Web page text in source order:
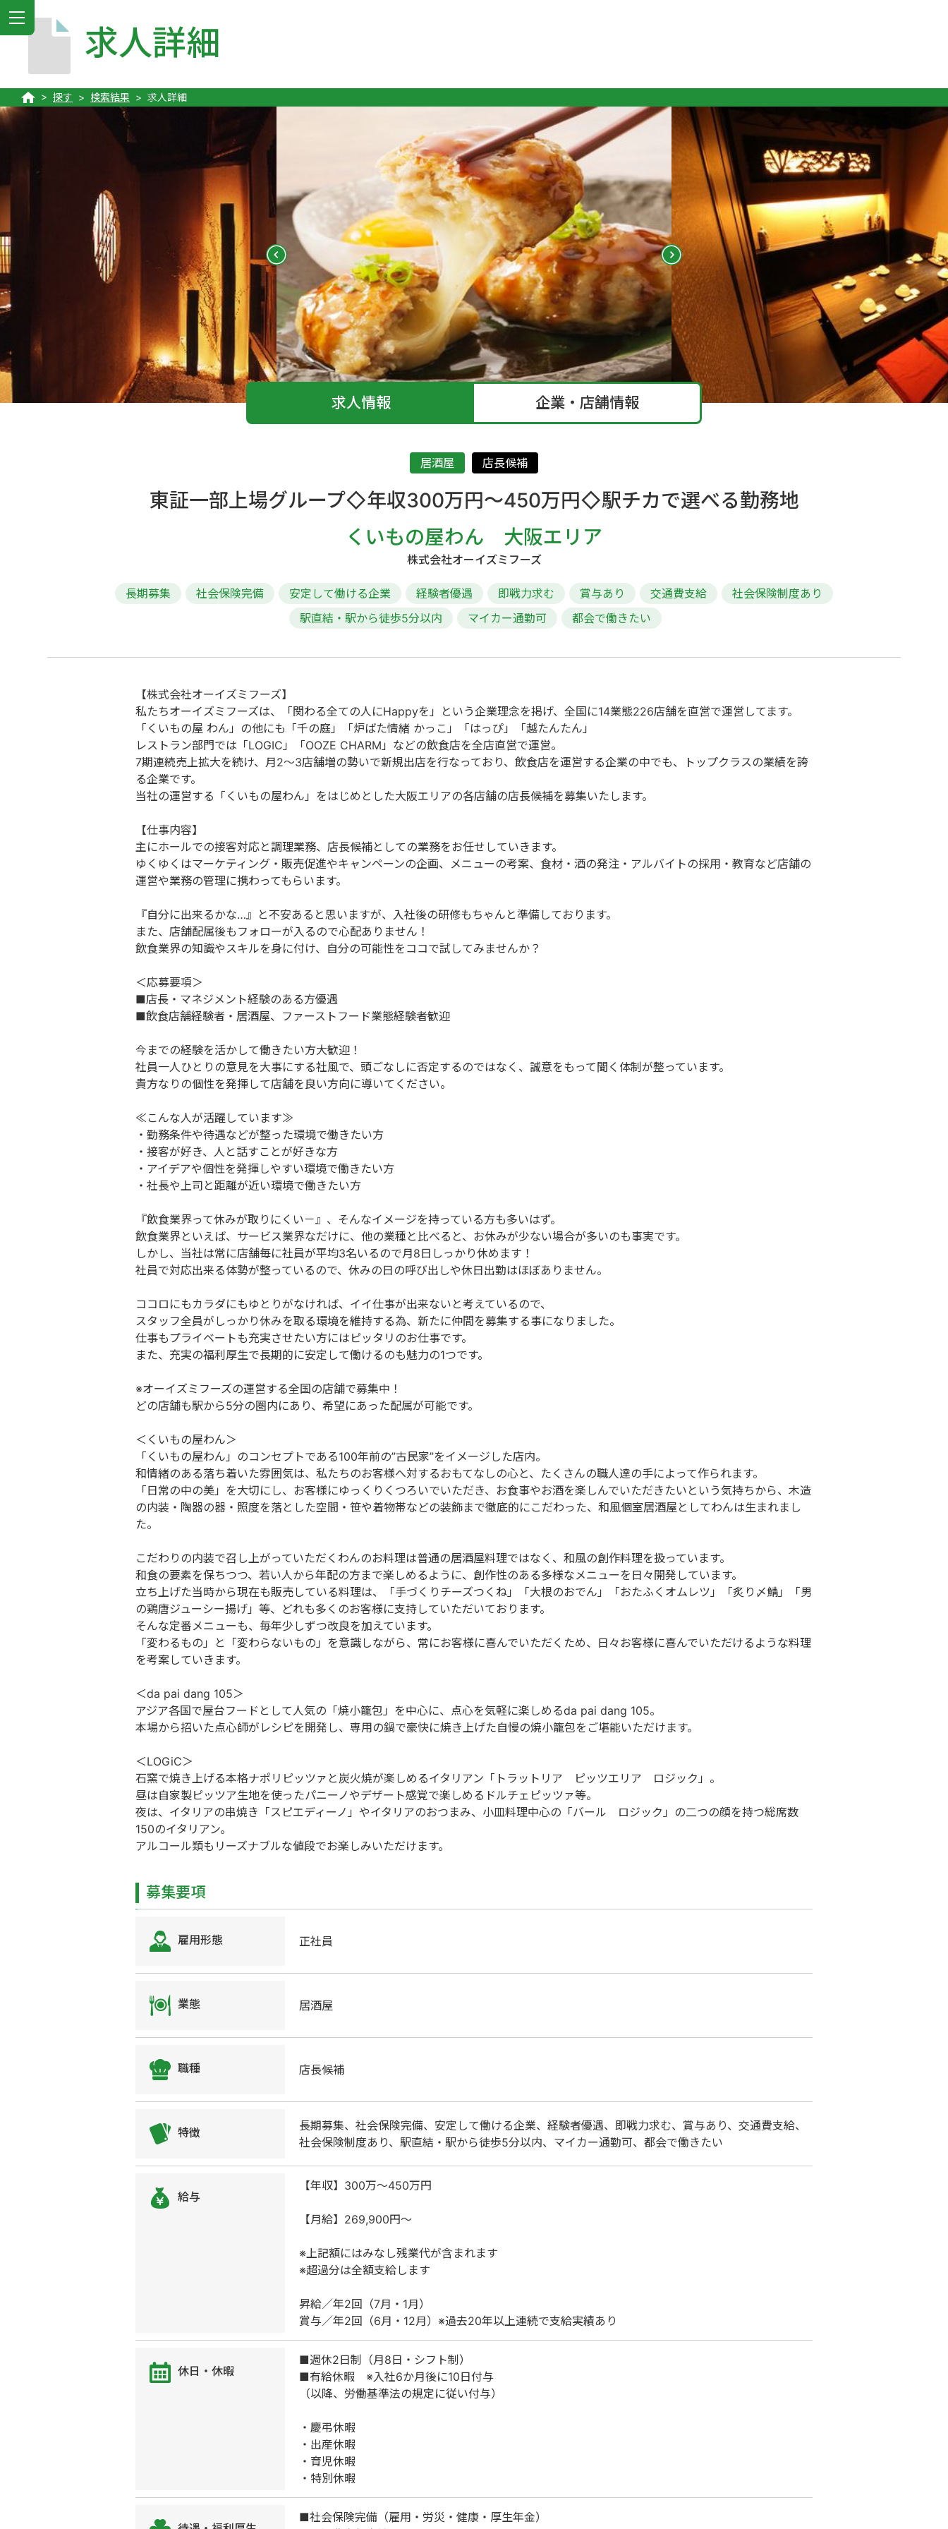
MENU
求人詳細
探す 検索結果 求人詳細
求人情報 企業・店舗情報
居酒屋 店長候補
東証一部上場グループ◇年収300万円～450万円◇駅チカで選べる勤務地
くいもの屋わん 大阪エリア
株式会社オーイズミフーズ
長期募集 社会保険完備 安定して働ける企業 経験者優遇 即戦力求む 賞与あり 交通費支給
社会保険制度あり
駅直結・駅から徒歩5分以内
マイカー通勤可 都会で働きたい
【株式会社オーイズミフーズ】
私たちオーイズミフーズは、「関わる全ての人にHappyを」という企業理念を掲げ、全国に14業態226店舗を直営で運営してます。
「くいもの屋 わん」の他にも「千の庭」「炉ばた情緒 かっこ」「はっぴ」「越たんたん」
レストラン部門では「LOGIC」「OOZE CHARM」などの飲食店を全店直営で運営。
7期連続売上拡大を続け、月2～3店舗増の勢いで新規出店を行なっており、飲食店を運営する企業の中でも、トップクラスの業績を誇
る企業です。
当社の運営する「くいもの屋わん」をはじめとした大阪エリアの各店舗の店長候補を募集いたします。
【仕事内容】
主にホールでの接客対応と調理業務、店長候補としての業務をお任せしていきます。
ゆくゆくはマーケティング・販売促進やキャンペーンの企画、メニューの考案、食材・酒の発注・アルバイトの採用・教育など店舗の
運営や業務の管理に携わってもらいます。
『自分に出来るかな…』と不安あると思いますが、入社後の研修もちゃんと準備しております。
また、店舗配属後もフォローが入るので心配ありません！
飲食業界の知識やスキルを身に付け、自分の可能性をココで試してみませんか？
＜応募要項＞
■店長・マネジメント経験のある方優遇
■飲食店舗経験者・居酒屋、ファーストフード業態経験者歓迎
今までの経験を活かして働きたい方大歓迎！
社員一人ひとりの意見を大事にする社風で、頭ごなしに否定するのではなく、誠意をもって聞く体制が整っています。
貴方なりの個性を発揮して店舗を良い方向に導いてください。
≪こんな人が活躍しています≫
・勤務条件や待遇などが整った環境で働きたい方
・接客が好き、人と話すことが好きな方
・アイデアや個性を発揮しやすい環境で働きたい方
・社長や上司と距離が近い環境で働きたい方
『飲食業界って休みが取りにくい－』、そんなイメージを持っている方も多いはず。
飲食業界といえば、サービス業界なだけに、他の業種と比べると、お休みが少ない場合が多いのも事実です。
しかし、当社は常に店舗毎に社員が平均3名いるので月8日しっかり休めます！
社員で対応出来る体勢が整っているので、休みの日の呼び出しや休日出勤はほぼありません。
ココロにもカラダにもゆとりがなければ、イイ仕事が出来ないと考えているので、
スタッフ全員がしっかり休みを取る環境を維持する為、新たに仲間を募集する事になりました。
仕事もプライベートも充実させたい方にはピッタリのお仕事です。
また、充実の福利厚生で長期的に安定して働けるのも魅力の1つです。
※オーイズミフーズの運営する全国の店舗で募集中！
どの店舗も駅から5分の圏内にあり、希望にあった配属が可能です。
＜くいもの屋わん＞
「くいもの屋わん」のコンセプトである100年前の”古民家”をイメージした店内。
和情緒のある落ち着いた雰囲気は、私たちのお客様へ対するおもてなしの心と、たくさんの職人達の手によって作られます。
「日常の中の美」を大切にし、お客様にゆっくりくつろいでいただき、お食事やお酒を楽しんでいただきたいという気持ちから、木造
の内装・陶器の器・照度を落とした空間・笹や着物帯などの装飾まで徹底的にこだわった、和風個室居酒屋としてわんは生まれまし
た。
こだわりの内装で召し上がっていただくわんのお料理は普通の居酒屋料理ではなく、和風の創作料理を扱っています。
和食の要素を保ちつつ、若い人から年配の方まで楽しめるように、創作性のある多様なメニューを日々開発しています。
立ち上げた当時から現在も販売している料理は、「手づくりチーズつくね」「大根のおでん」「おたふくオムレツ」「炙り〆鯖」「男
の鶏唐ジューシー揚げ」等、どれも多くのお客様に支持していただいております。
そんな定番メニューも、毎年少しずつ改良を加えています。
「変わるもの」と「変わらないもの」を意識しながら、常にお客様に喜んでいただくため、日々お客様に喜んでいただけるような料理
を考案していきます。
＜da pai dang 105＞
アジア各国で屋台フードとして人気の「焼小籠包」を中心に、点心を気軽に楽しめるda pai dang 105。
本場から招いた点心師がレシピを開発し、専用の鍋で豪快に焼き上げた自慢の焼小籠包をご堪能いただけます。
＜LOGiC＞
石窯で焼き上げる本格ナポリピッツァと炭火焼が楽しめるイタリアン「トラットリア ピッツエリア ロジック」。
昼は自家製ピッツア生地を使ったパニーノやデザート感覚で楽しめるドルチェピッツァ等。
夜は、イタリアの串焼き「スピエディーノ」やイタリアのおつまみ、小皿料理中心の「バール ロジック」の二つの顔を持つ総席数
150のイタリアン。
アルコール類もリーズナブルな値段でお楽しみいただけます。
募集要項
雇用形態 正社員
業態 居酒屋
職種 店長候補
特徴
長期募集、社会保険完備、安定して働ける企業、経験者優遇、即戦力求む、賞与あり、交通費支給、
社会保険制度あり、駅直結・駅から徒歩5分以内、マイカー通勤可、都会で働きたい
給与
【年収】300万～450万円
【月給】269,900円～
※上記額にはみなし残業代が含まれます
※超過分は全額支給します
昇給／年2回（7月・1月）
賞与／年2回（6月・12月）※過去20年以上連続で支給実績あり
休日・休暇
■週休2日制（月8日・シフト制）
■有給休暇 ※入社6か月後に10日付与
（以降、労働基準法の規定に従い付与）
・慶弔休暇
・出産休暇
・育児休暇
・特別休暇
■社会保険完備（雇用・労災・健康・厚生年金）